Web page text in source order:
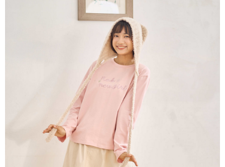
【「AFTEE先享後付」結帳流程】
１．於結帳方式選擇「AFTEE先享後付」後，將跳轉至「AFTEE先享後付」
結帳頁面，進行簡訊認證並確認金額後，即可完成結帳。
２．訂單成立數日內，您將收到繳費通知簡訊。
３．收到繳費通知簡訊後14天內，點擊此簡訊中的連結，可透過四大超商／
ATM／網路銀行／等多元方式進行付款，方視為交易完成。
※ 請注意：結帳手續完成當下不需立刻繳費，但若您需要取消訂單，請聯絡
購買商品的店家。未經商家同意取消之訂單仍視為有效，需透過AFTEE先享
※ 交易是否成功請以「AFTEE先享後付 」之結帳頁面顯示為準，若有關於
是否繳費成功／繳費後需取消欲退款等相關疑問，請聯繫「AFTEE先享後付
https://netprotections.freshdesk.com/support/home
【注意事項】
１．透過由恩沛科技股份有限公司提供之「AFTEE先享後付」服務完成之交
易，需依本服務之必要範圍內提供個人資料，並將交易相關給付款項請求債
權轉讓予恩沛科技股份有限公司。
每筆NT$80，滿NT$1,200(含以上)免運費
每筆NT$80，滿NT$1,200(含以上)免運費
每筆NT$80，滿NT$1,200(含以上)免運費